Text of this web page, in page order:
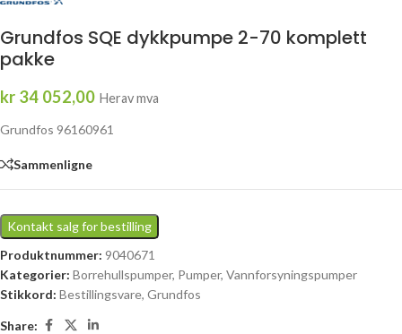
Grundfos SQE dykkpumpe 2-70 komplett
pakke
kr 34 052,00 Herav mva
Grundfos 96160961
Sammenligne
Kontakt salg for bestilling
Produktnummer: 9040671
Kategorier: Borrehullspumper, Pumper, Vannforsyningspumper
Stikkord: Bestillingsvare, Grundfos
Share: